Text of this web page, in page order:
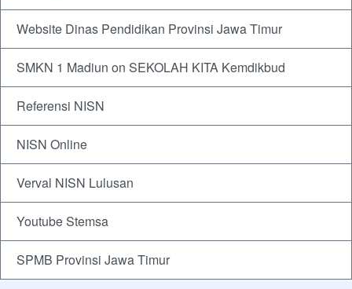
Website Dinas Pendidikan Provinsi Jawa Timur
SMKN 1 Madiun on SEKOLAH KITA Kemdikbud
Referensi NISN
NISN Online
Verval NISN Lulusan
Youtube Stemsa
SPMB Provinsi Jawa Timur